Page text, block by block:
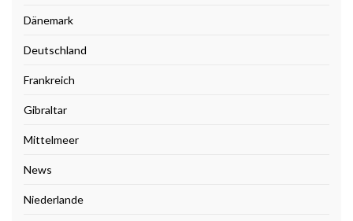
Dänemark
Deutschland
Frankreich
Gibraltar
Mittelmeer
News
Niederlande